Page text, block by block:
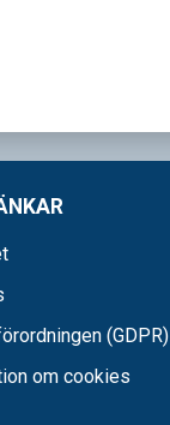
(GDPR)
om cookies